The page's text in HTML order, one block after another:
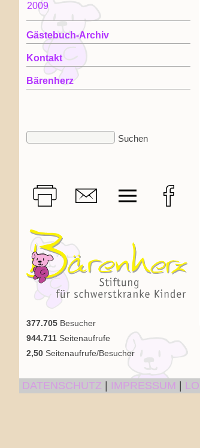
2009
Gästebuch-Archiv
Kontakt
Bärenherz
377.705 Besucher
944.711 Seitenaufrufe
2,50 Seitenaufrufe/Besucher
DATENSCHUTZ IMPRESSUM